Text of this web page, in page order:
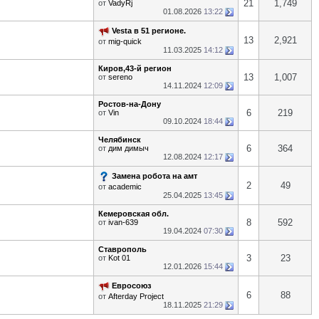
от VadyRj
01.08.2026 13:22
21 1,749
Vesta в 51 регионе.
от mig-quick
11.03.2025 14:12
13 2,921
Киров,43-й регион
от sereno
14.11.2024 12:09
13 1,007
Ростов-на-Дону
от Vin
09.10.2024 18:44
6 219
Челябинск
от дим димыч
12.08.2024 12:17
6 364
Замена робота на амт
от academic
25.04.2025 13:45
2 49
Кемеровская обл.
от ivan-639
19.04.2024 07:30
8 592
Ставрополь
от Kot 01
12.01.2026 15:44
3 23
Евросоюз
от Afterday Project
18.11.2025 21:29
6 88